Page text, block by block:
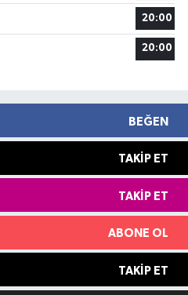
20:00
20:00
BEĞEN
TAKIP ET
TAKIP ET
ABONE OL
TAKIP ET